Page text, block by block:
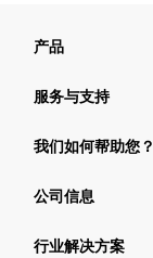
产品
服务与支持
我们如何帮助您？
公司信息
行业解决方案